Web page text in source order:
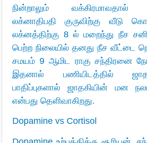
நின்றாலும் வக்கிரமாவதால்
லக்னாதிபதி குருவிற்கு வீடு
லக்னத்திற்கு 8 ல் மறைந்து நீச
பெற்ற நிலையில் தனது நீச வீட்டை
சமயம் 9 ஆமிட ராகு சந்திரனை
இதனால் பணியிடத்தில்
பாதிப்புகளால் ஜாதகியின் மன
என்பது தெளிவாகிறது.
Dopamine vs Cortisol